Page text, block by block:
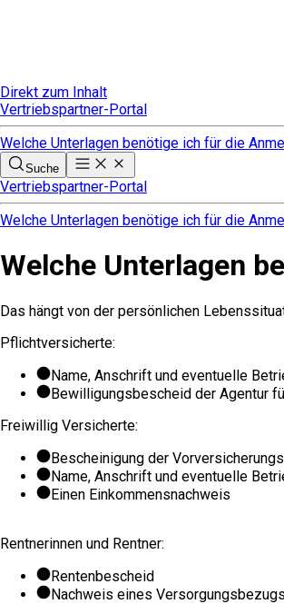
Direkt zum Inhalt
Vertriebspartner-Portal
Welche Unterlagen benötige ich für die
Suche
Vertriebspartner-Portal
Welche Unterlagen benötige ich für die
Welche Unterlagen
Das hängt von der persönlichen
Pflichtversicherte:
Name, Anschrift und eventuelle
Bewilligungsbescheid der Agentur
Freiwillig Versicherte:
Bescheinigung der
Name, Anschrift und eventuelle
Einen Einkommensnachweis
Rentnerinnen und Rentner:
Rentenbescheid
Nachweis eines Versorgungsbezugs